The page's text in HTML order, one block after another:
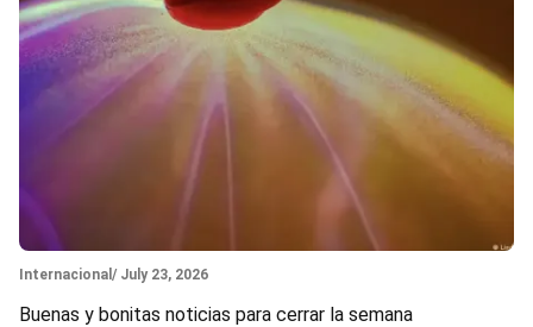
Section
Internacional / July 23, 2026
Buenas y bonitas noticias para cerrar la semana